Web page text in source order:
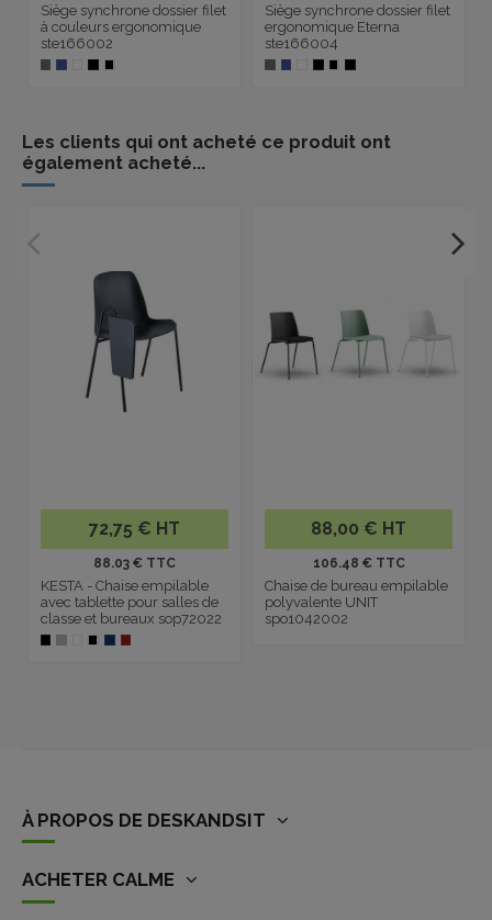
Siège synchrone dossier filet
à couleurs ergonomique
ste166002
Siège synchrone dossier filet
ergonomique Eterna
ste166004
Les clients qui ont acheté ce produit ont
également acheté...
72,75 € HT
88.03 € TTC
KESTA - Chaise empilable
avec tablette pour salles de
classe et bureaux sop72022
88,00 € HT
106.48 € TTC
Chaise de bureau empilable
polyvalente UNIT
spo1042002
À PROPOS DE DESKANDSIT
ACHETER CALME